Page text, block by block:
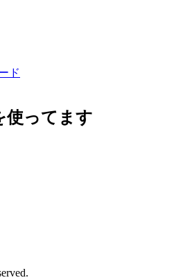
ド
使ってます